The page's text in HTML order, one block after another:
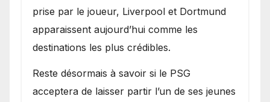
prise par le joueur, Liverpool et Dortmund
apparaissent aujourd’hui comme les
destinations les plus crédibles.
Reste désormais à savoir si le PSG
acceptera de laisser partir l’un de ses jeunes